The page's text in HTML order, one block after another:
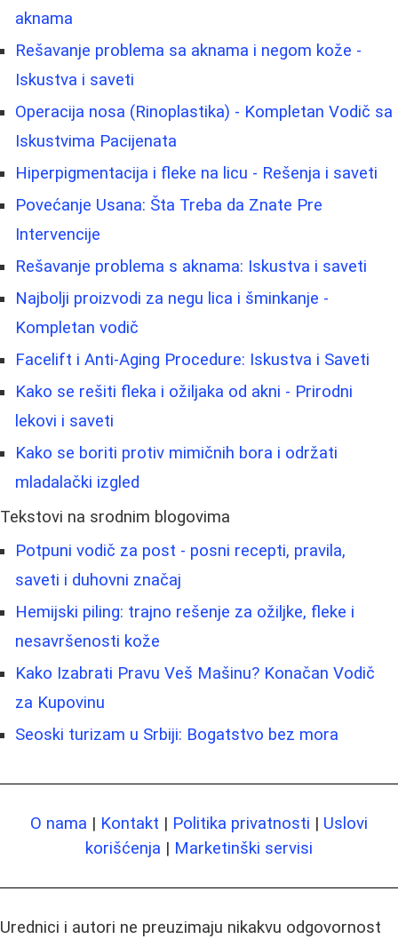
aknama
Rešavanje problema sa aknama i negom kože -
Iskustva i saveti
Operacija nosa (Rinoplastika) - Kompletan Vodič sa
Iskustvima Pacijenata
Hiperpigmentacija i fleke na licu - Rešenja i saveti
Povećanje Usana: Šta Treba da Znate Pre
Intervencije
Rešavanje problema s aknama: Iskustva i saveti
Najbolji proizvodi za negu lica i šminkanje -
Kompletan vodič
Facelift i Anti-Aging Procedure: Iskustva i Saveti
Kako se rešiti fleka i ožiljaka od akni - Prirodni
lekovi i saveti
Kako se boriti protiv mimičnih bora i održati
mladalački izgled
Tekstovi na srodnim blogovima
Potpuni vodič za post - posni recepti, pravila,
saveti i duhovni značaj
Hemijski piling: trajno rešenje za ožiljke, fleke i
nesavršenosti kože
Kako Izabrati Pravu Veš Mašinu? Konačan Vodič
za Kupovinu
Seoski turizam u Srbiji: Bogatstvo bez mora
O nama | Kontakt | Politika privatnosti | Uslovi
korišćenja | Marketinški servisi
Urednici i autori ne preuzimaju nikakvu odgovornost